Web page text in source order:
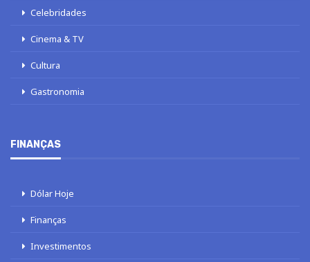
Celebridades
Cinema & TV
Cultura
Gastronomia
FINANÇAS
Dólar Hoje
Finanças
Investimentos